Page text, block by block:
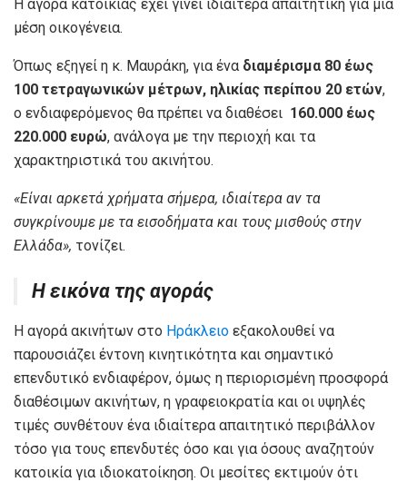
Η αγορά κατοικίας έχει γίνει ιδιαίτερα απαιτητική για μια
μέση οικογένεια.
Όπως εξηγεί η κ. Μαυράκη, για ένα διαμέρισμα 80 έως
100 τετραγωνικών μέτρων, ηλικίας περίπου 20 ετών,
ο ενδιαφερόμενος θα πρέπει να διαθέσει 160.000 έως
220.000 ευρώ, ανάλογα με την περιοχή και τα
χαρακτηριστικά του ακινήτου.
«Είναι αρκετά χρήματα σήμερα, ιδιαίτερα αν τα
συγκρίνουμε με τα εισοδήματα και τους μισθούς στην
Ελλάδα», τονίζει.
Η εικόνα της αγοράς
Η αγορά ακινήτων στο Ηράκλειο εξακολουθεί να
παρουσιάζει έντονη κινητικότητα και σημαντικό
επενδυτικό ενδιαφέρον, όμως η περιορισμένη προσφορά
διαθέσιμων ακινήτων, η γραφειοκρατία και οι υψηλές
τιμές συνθέτουν ένα ιδιαίτερα απαιτητικό περιβάλλον
τόσο για τους επενδυτές όσο και για όσους αναζητούν
κατοικία για ιδιοκατοίκηση. Οι μεσίτες εκτιμούν ότι